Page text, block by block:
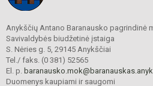
Anykščių Antano Baranausko pagrindinė
Savivaldybės biudžetinė įstaiga
S. Nėries g. 5, 29145 Anykščiai
Tel./ faks. (0 381) 52565
El. p.
Duomenys kaupiami ir saugomi